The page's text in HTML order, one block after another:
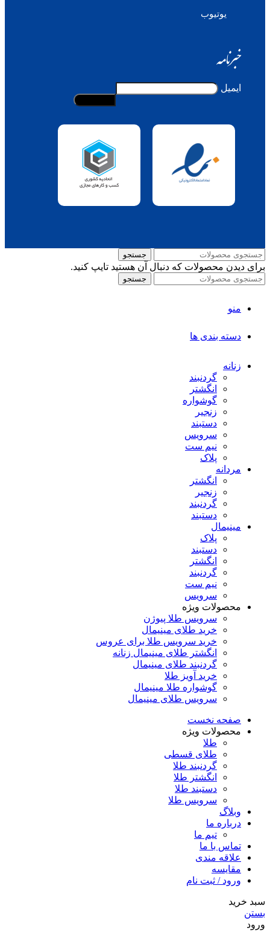
یوتیوب
خبرنامه
ایمیل
جستجو
برای دیدن محصولات که دنبال آن هستید تایپ کنید.
جستجو
منو
دسته بندی ها
زنانه
گردنبند
انگشتر
گوشواره
زنجیر
دستبند
سرویس
نیم ست
پلاک
مردانه
انگشتر
زنجیر
گردنبند
دستبند
مینیمال
پلاک
دستبند
انگشتر
گردنبند
نیم ست
سرویس
محصولات ویژه
سرویس طلا پیوژن
خرید طلای مینیمال
خرید سرویس طلا برای عروس
انگشتر طلای مینیمال زنانه
گردنبند طلای مینیمال
خرید آویز طلا
گوشواره طلا مینیمال
سرویس طلای مینیمال
صفحه نخست
محصولات ویژه
طلا
طلای قسطی
گردنبند طلا
انگشتر طلا
دستبند طلا
سرویس طلا
وبلاگ
درباره ما
تیم ما
تماس با ما
علاقه مندی
مقایسه
ورود / ثبت نام
سبد خرید
بستن
ورود